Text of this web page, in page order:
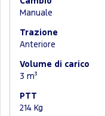
Manuale
Trazione
Anteriore
Volume di carico
3 m³
PTT
214 Kg